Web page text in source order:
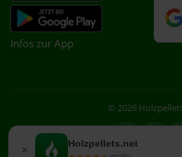
× Holzpellets.net
Infos zur App
© 2026
Facebook